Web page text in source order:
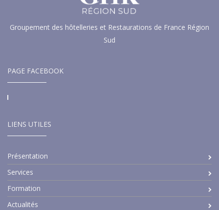
Groupement des hôtelleries et Restaurations de France Région
Sud
PAGE FACEBOOK
LIENS UTILES
Présentation
Services
Formation
Actualités